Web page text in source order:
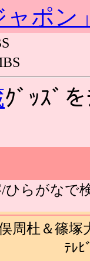
ャポン
ｸﾞｯｽﾞ
/ひらがなで
周杜＆篠塚
ﾃﾚﾋ